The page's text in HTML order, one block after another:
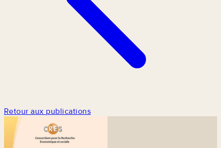
Retour aux publications